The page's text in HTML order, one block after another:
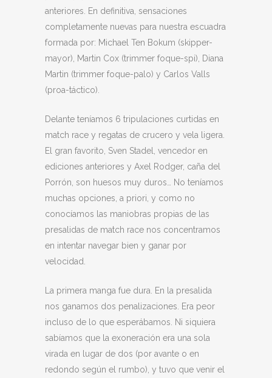
anteriores. En definitiva, sensaciones
completamente nuevas para nuestra escuadra
formada por: Michael Ten Bokum (skipper-
mayor), Martin Cox (trimmer foque-spi), Diana
Martin (trimmer foque-palo) y Carlos Valls
(proa-táctico).
Delante teníamos 6 tripulaciones curtidas en
match race y regatas de crucero y vela ligera.
El gran favorito, Sven Stadel, vencedor en
ediciones anteriores y Axel Rodger, caña del
Porrón, son huesos muy duros… No teníamos
muchas opciones, a priori, y como no
conocíamos las maniobras propias de las
presalidas de match race nos concentramos
en intentar navegar bien y ganar por
velocidad.
La primera manga fue dura. En la presalida
nos ganamos dos penalizaciones. Era peor
incluso de lo que esperábamos. Ni siquiera
sabíamos que la exoneración era una sola
virada en lugar de dos (por avante o en
redondo según el rumbo), y tuvo que venir el